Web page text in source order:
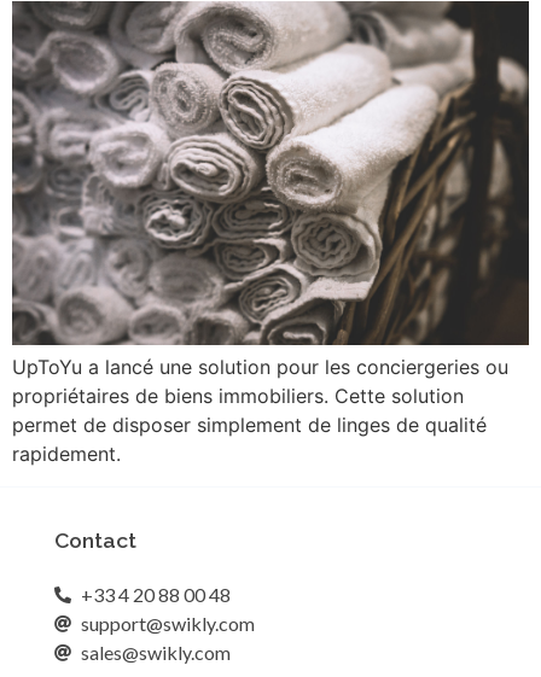
UpToYu a lancé une solution pour les conciergeries ou
propriétaires de biens immobiliers. Cette solution
permet de disposer simplement de linges de qualité
rapidement.
Contact
+33 4 20 88 00 48
support@swikly.com
sales@swikly.com